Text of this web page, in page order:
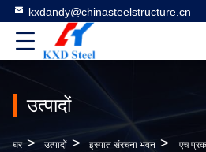
kxdandy@chinasteelstructure.cn
उत्पादों
घर > उत्पादों > इस्पात संरचना भवन > एच प्रकार का